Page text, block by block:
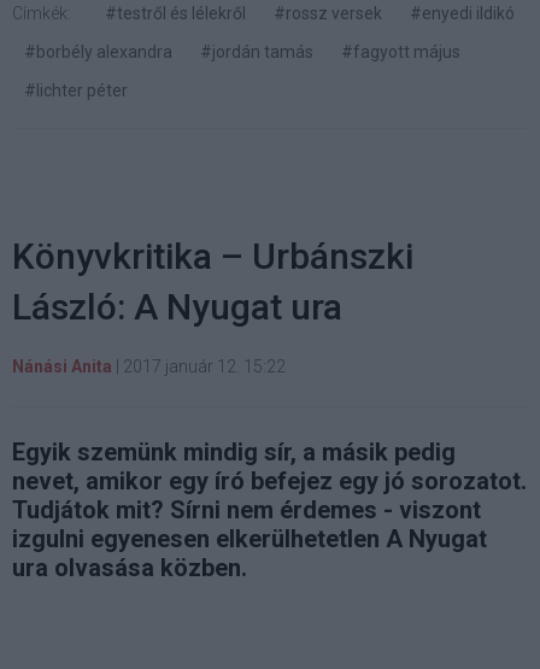
Címkék: #testről és lélekről #rossz versek
#enyedi ildikó
#borbély alexandra
#jordán tamás
#fagyott május
#lichter péter
Könyvkritika – Urbánszki
László: A Nyugat ura
Nánási Anita | 2017 január 12. 15:22
Egyik szemünk mindig sír, a másik pedig
nevet, amikor egy író befejez egy jó sorozatot.
Tudjátok mit? Sírni nem érdemes - viszont
izgulni egyenesen elkerülhetetlen A Nyugat
ura olvasása közben.